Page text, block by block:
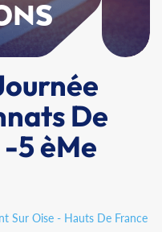
De
-5 èMe
Sur Oise - Hauts De France